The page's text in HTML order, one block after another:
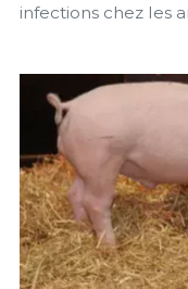
infections chez les